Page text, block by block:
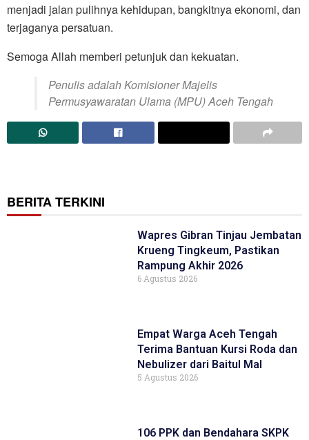
menjadi jalan pulihnya kehidupan, bangkitnya ekonomi, dan
terjaganya persatuan.
Semoga Allah memberi petunjuk dan kekuatan.
Penulis adalah Komisioner Majelis
Permusyawaratan Ulama (MPU) Aceh Tengah
BERITA TERKINI
Wapres Gibran Tinjau Jembatan
Krueng Tingkeum, Pastikan
Rampung Akhir 2026
6 Agustus 2026
Empat Warga Aceh Tengah
Terima Bantuan Kursi Roda dan
Nebulizer dari Baitul Mal
5 Agustus 2026
106 PPK dan Bendahara SKPK